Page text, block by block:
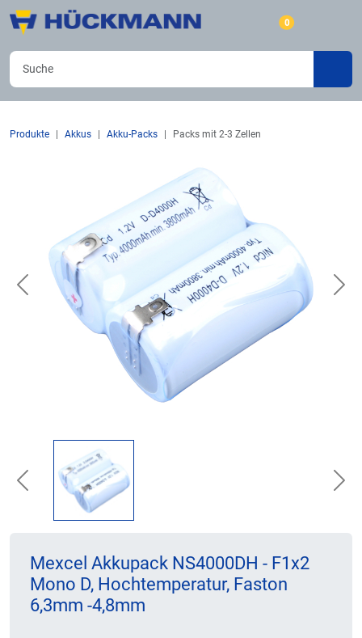
0
Produkte Akkus Akku-Packs Packs mit 2-3 Zellen
Previous
Previous
Mexcel Akkupack NS4000DH - F1x2
Mono D, Hochtemperatur, Faston
6,3mm -4,8mm